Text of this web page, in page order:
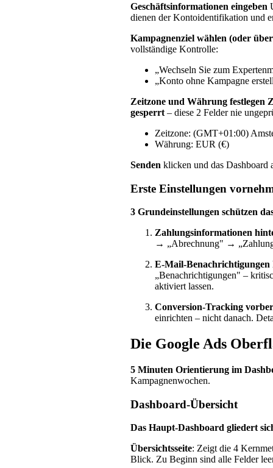
Geschäftsinformationen eingeben
dienen der Kontoidentifikation und
Kampagnenziel wählen (oder
vollständige Kontrolle:
„Wechseln Sie zum
„Konto ohne Kampagne
Zeitzone und Währung festlegen
gesperrt – diese 2 Felder nie
Zeitzone: (GMT+01:00)
Währung: EUR (€)
Senden klicken und das Dashboard
Erste Einstellungen
3 Grundeinstellungen schützen
Zahlungsinformationen
→ „Abrechnung" →
E-Mail-
„Benachrichtigungen" –
aktiviert lassen.
Conversion-Tracking
einrichten – nicht danach.
Die Google Ads
5 Minuten Orientierung im
Kampagnenwochen.
Dashboard-Übersicht
Das Haupt-Dashboard gliedert
Übersichtsseite: Zeigt die 4
Blick. Zu Beginn sind alle Felder